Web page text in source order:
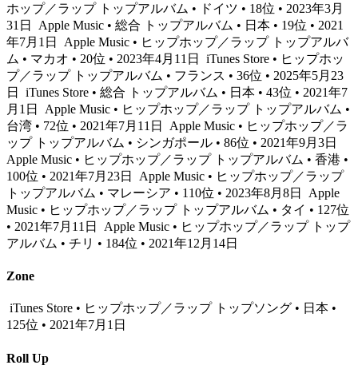
ホップ／ラップ トップアルバム • ドイツ • 18位 • 2023年3月
31日
Apple Music • 総合 トップアルバム • 日本 • 19位 • 2021
年7月1日
Apple Music • ヒップホップ／ラップ トップアルバ
ム • マカオ • 20位 • 2023年4月11日
iTunes Store • ヒップホッ
プ／ラップ トップアルバム • フランス • 36位 • 2025年5月23
日
iTunes Store • 総合 トップアルバム • 日本 • 43位 • 2021年7
月1日
Apple Music • ヒップホップ／ラップ トップアルバム •
台湾 • 72位 • 2021年7月11日
Apple Music • ヒップホップ／ラ
ップ トップアルバム • シンガポール • 86位 • 2021年9月3日
Apple Music • ヒップホップ／ラップ トップアルバム • 香港 •
100位 • 2021年7月23日
Apple Music • ヒップホップ／ラップ
トップアルバム • マレーシア • 110位 • 2023年8月8日
Apple
Music • ヒップホップ／ラップ トップアルバム • タイ • 127位
• 2021年7月11日
Apple Music • ヒップホップ／ラップ トップ
アルバム • チリ • 184位 • 2021年12月14日
Zone
iTunes Store • ヒップホップ／ラップ トップソング • 日本 •
125位 • 2021年7月1日
Roll Up